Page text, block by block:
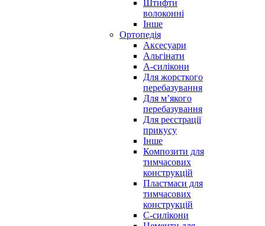
Штифти
волоконні
Інше
Ортопедія
Аксесуари
Альгінати
А-силікони
Для жорсткого
перебазування
Для м’якого
перебазування
Для реєстрації
прикусу
Інше
Композити для
тимчасових
конструкцій
Пластмаси для
тимчасових
конструкцій
С-силікони